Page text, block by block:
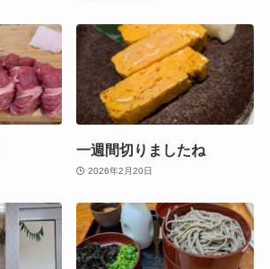
一週間切りましたね
2026年2月20日